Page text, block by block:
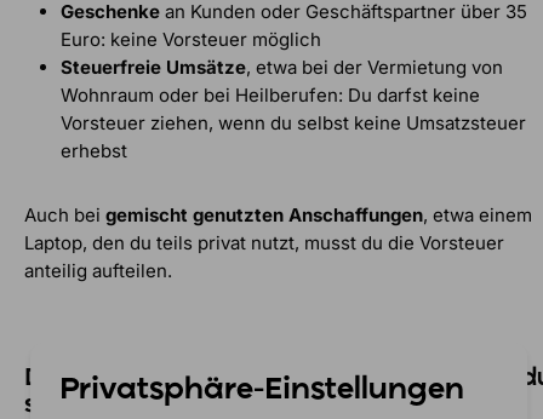
Geschenke an Kunden oder Geschäftspartner über 35
Euro: keine Vorsteuer möglich
Steuerfreie Umsätze, etwa bei der Vermietung von
Wohnraum oder bei Heilberufen: Du darfst keine
Vorsteuer ziehen, wenn du selbst keine Umsatzsteuer
erhebst
Auch bei gemischt genutzten Anschaffungen, etwa einem
Laptop, den du teils privat nutzt, musst du die Vorsteuer
anteilig aufteilen.
Die Vorsteuer ist ein echter Vorteil – wenn
sie richtig nutzt
Privatsphäre-Einstellungen